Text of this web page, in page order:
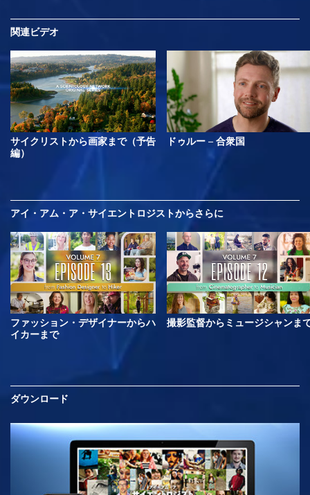
関連ビデオ
サイクリストから画家まで（予告
編）
ドゥルー – 合衆国
アイ・アム・ア・サイエントロジストからさらに
ファッション・デザイナーからハ
イカーまで
撮影監督からミュージシャンま
ダウンロード